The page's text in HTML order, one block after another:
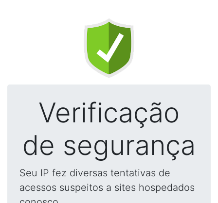
Verificação
de segurança
Seu IP fez diversas tentativas de
acessos suspeitos a sites hospedados